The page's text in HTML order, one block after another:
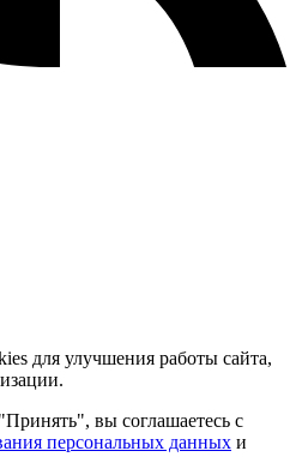
для улучшения работы сайта,
вы соглашаетесь с
персональных данных и